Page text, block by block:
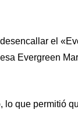
el
Evergreen
que permitió